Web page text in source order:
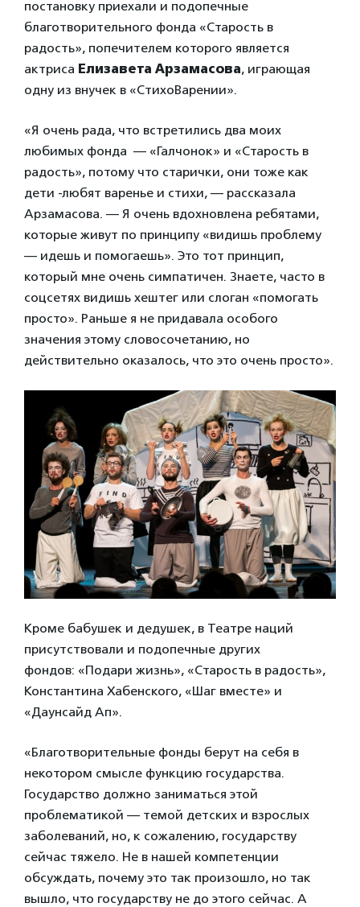
постановку приехали и подопечные
благотворительного фонда «Старость в
радость», попечителем которого является
актриса Елизавета Арзамасова, играющая
одну из внучек в «СтихоВарении».
«Я очень рада, что встретились два моих
любимых фонда — «Галчонок» и «Старость в
радость», потому что старички, они тоже как
дети -любят варенье и стихи, — рассказала
Арзамасова. — Я очень вдохновлена ребятами,
которые живут по принципу «видишь проблему
— идешь и помогаешь». Это тот принцип,
который мне очень симпатичен. Знаете, часто в
соцсетях видишь хештег или слоган «помогать
просто». Раньше я не придавала особого
значения этому словосочетанию, но
действительно оказалось, что это очень просто».
Кроме бабушек и дедушек, в Театре наций
присутствовали и подопечные других
фондов: «Подари жизнь», «Старость в радость»,
Константина Хабенского, «Шаг вместе» и
«Даунсайд Ап».
«Благотворительные фонды берут на себя в
некотором смысле функцию государства.
Государство должно заниматься этой
проблематикой — темой детских и взрослых
заболеваний, но, к сожалению, государству
сейчас тяжело. Не в нашей компетенции
обсуждать, почему это так произошло, но так
вышло, что государству не до этого сейчас. А